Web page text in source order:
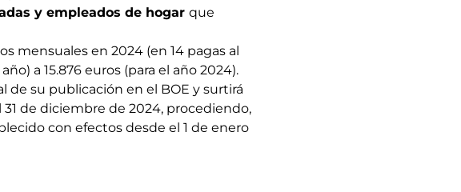
y empleados de hogar que
mensuales en 2024 (en 14 pagas al
a 15.876 euros (para el año 2024).
de su publicación en el BOE y surtirá
de diciembre de 2024, procediendo,
con efectos desde el 1 de enero